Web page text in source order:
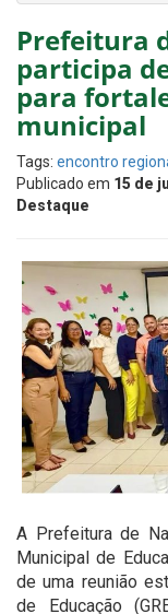
Prefeitura
participa
para
municipal
Tags: encontro
Publicado em 15 de
Destaque
A Prefeitura de
Municipal de
de uma reunião
de Educação